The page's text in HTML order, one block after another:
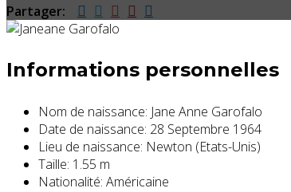
Partager:
Informations personnelles
Nom de naissance: Jane Anne Garofalo
Date de naissance: 28 Septembre 1964
Lieu de naissance: Newton (Etats-Unis)
Taille: 1.55 m
Nationalité: Américaine